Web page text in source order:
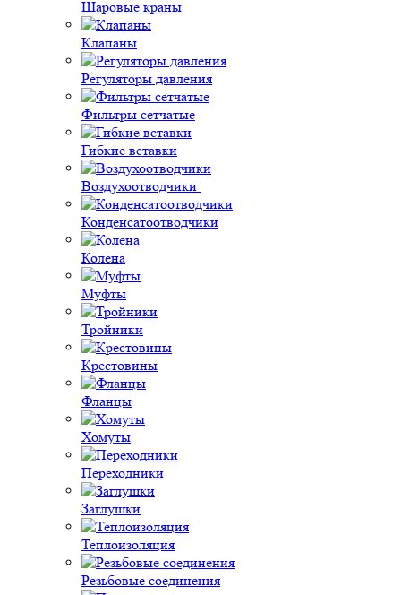
Шаровые краны
Клапаны
Регуляторы давления
Фильтры сетчатые
Гибкие вставки
Воздухоотводчики
Конденсатоотводчики
Колена
Муфты
Тройники
Крестовины
Фланцы
Хомуты
Переходники
Заглушки
Теплоизоляция
Резьбовые соединения